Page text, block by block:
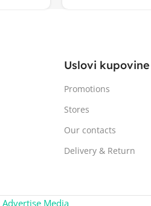
Uslovi kupovine
Promotions
Stores
Our contacts
Delivery & Return
Advertise Media